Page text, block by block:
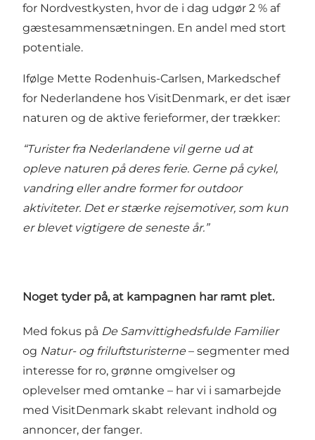
for Nordvestkysten, hvor de i dag udgør 2 % af
gæstesammensætningen. En andel med stort
potentiale.
Ifølge Mette Rodenhuis-Carlsen, Markedschef
for Nederlandene hos VisitDenmark, er det især
naturen og de aktive ferieformer, der trækker:
“Turister fra Nederlandene vil gerne ud at
opleve naturen på deres ferie. Gerne på cykel,
vandring eller andre former for outdoor
aktiviteter. Det er stærke rejsemotiver, som kun
er blevet vigtigere de seneste år.”
Noget tyder på, at kampagnen har ramt plet.
Med fokus på De Samvittighedsfulde Familier
og Natur- og friluftsturisterne – segmenter med
interesse for ro, grønne omgivelser og
oplevelser med omtanke – har vi i samarbejde
med VisitDenmark skabt relevant indhold og
annoncer, der fanger.